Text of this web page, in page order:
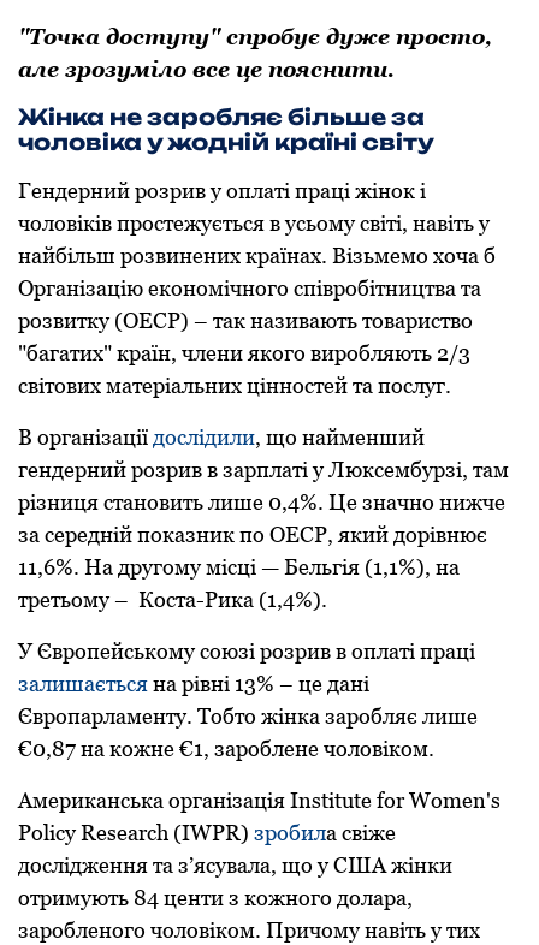
"Точка доступу" спробує дуже просто,
але зрозуміло все це пояснити.
Жінка не заробляє більше за
чоловіка у жодній країні світу
Гендерний розрив у оплаті праці жінок і
чоловіків простежується в усьому світі, навіть у
найбільш розвинених країнах. Візьмемо хоча б
Організацію економічного співробітництва та
розвитку (ОЕСР) – так називають товариство
"багатих" країн, члени якого виробляють 2/3
світових матеріальних цінностей та послуг.
В організації дослідили, що найменший
гендерний розрив в зарплаті у Люксембурзі, там
різниця становить лише 0,4%. Це значно нижче
за середній показник по ОЕСР, який дорівнює
11,6%. На другому місці — Бельгія (1,1%), на
третьому – Коста-Рика (1,4%).
У Європейському союзі розрив в оплаті праці
залишаєтьсяна рівні 13% – це дані
Європарламенту. Тобто жінка заробляє лише
€0,87 на кожне €1, зароблене чоловіком.
Американська організація Institute for Women's
Policy Research (IWPR) зробила свіже
дослідження та з’ясувала, що у США жінки
отримують 84 центи з кожного долара,
заробленого чоловіком. Причому навіть у тих